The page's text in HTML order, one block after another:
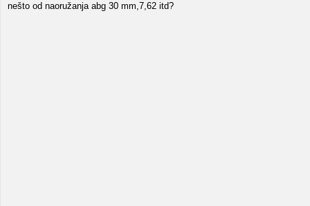
nešto od naoružanja abg 30 mm,7,62 itd?